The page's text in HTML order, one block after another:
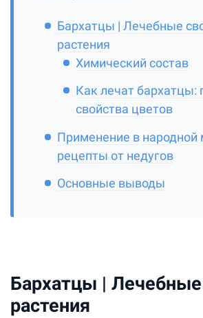
Бархатцы | Лечебные
растения
Химический состав
Как лечат бархатцы:
свойства цветов
Применение в народной
рецепты от недугов
Основные выводы
Бархатцы | Лечебные
растения